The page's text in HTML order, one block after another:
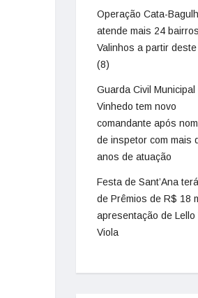
Operação Cata-
atende mais 24
Valinhos a partir
(8)
Guarda Civil Municipal
Vinhedo tem novo
comandante após
de inspetor com mais
anos de atuação
Festa de Sant’Ana
de Prêmios de R$ 18
apresentação de Lello
Viola